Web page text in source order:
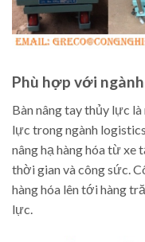
Phù hợp với
Bàn nâng tay thủy lực
lực trong ngành
nâng hạ hàng hóa từ xe
thời gian và công sức.
hàng hóa lên tới hàng
lực.